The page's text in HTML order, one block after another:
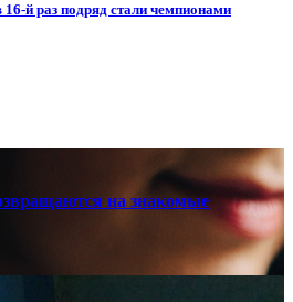
й раз подряд стали чемпионами
на знакомые